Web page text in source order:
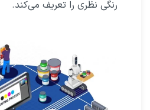
رنگی نظری را تعریف می‌کند.